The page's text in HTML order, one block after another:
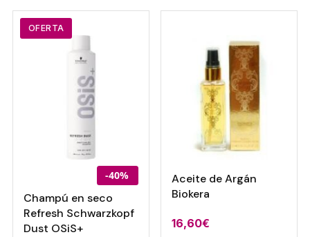
17,79€.11,42€.
era:
es:
OFERTA
-40%
Champú en seco
Refresh Schwarzkopf
Dust OSiS+
Aceite de Argán
Biokera
16,60€